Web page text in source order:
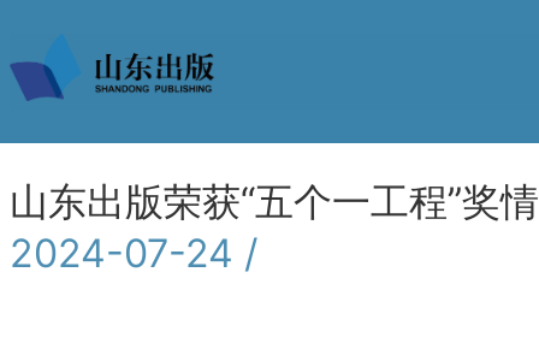
山东出版荣获“五个一工程”奖
2024-07-24 /